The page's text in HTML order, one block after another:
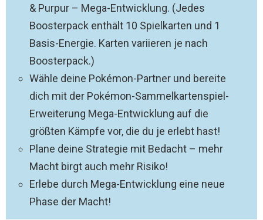
& Purpur – Mega-Entwicklung. (Jedes
Boosterpack enthält 10 Spielkarten und 1
Basis-Energie. Karten variieren je nach
Boosterpack.)
Wähle deine Pokémon-Partner und bereite
dich mit der Pokémon-Sammelkartenspiel-
Erweiterung Mega-Entwicklung auf die
größten Kämpfe vor, die du je erlebt hast!
Plane deine Strategie mit Bedacht – mehr
Macht birgt auch mehr Risiko!
Erlebe durch Mega-Entwicklung eine neue
Phase der Macht!